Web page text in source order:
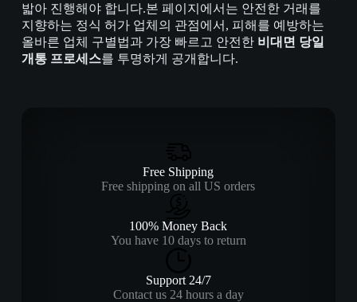
밟아 진행해야 합니다.본 페이지에서는 안전한 거래를
지향하는 정식 허가 업체의 관점에서, 피해를 예방하는
올바른 업체 구별법과 가장 빠르고 안전한 비대면 당일
개통 프로세스를 투명하게 공개합니다.
Free Shipping
Free shipping on all US orders
100% Money Back
You have 10 days to return
Support 24/7
Contact us 24 hours a day